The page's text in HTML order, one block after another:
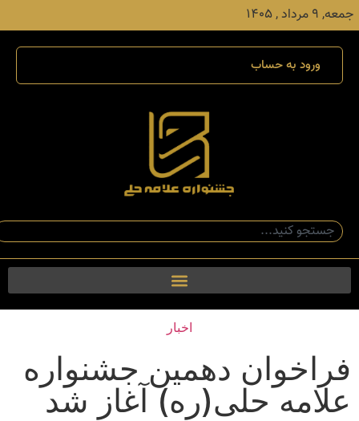
جمعه, ۹ مرداد , ۱۴۰۵
ورود به حساب
اخبار
فراخوان دهمین جشنواره
علامه حلی(ره) آغاز شد